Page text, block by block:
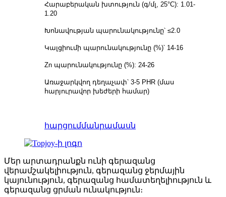
Հարաբերական խտություն (գ/մլ, 25°C): 1.01-
1.20
Խոնավության պարունակությունը՝ ≤2.0
Կալցիումի պարունակությունը (%)՝ 14-16
Zn պարունակությունը (%): 24-26
Առաջարկվող դեղաչափ՝ 3-5 PHR (մաս
հարյուրավոր խեժերի համար)
հարցումմանրամասն
Մեր արտադրանքն ունի գերազանց
վերամշակելիություն, գերազանց ջերմային
կայունություն, գերազանց համատեղելիություն և
գերազանց ցրման ունակություն։